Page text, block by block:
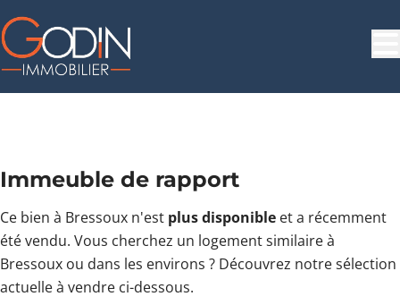
NOUVEAU
Immeuble de rapport
Ce bien à Bressoux n'est plus disponible et a récemment
été vendu. Vous cherchez un logement similaire à
Bressoux ou dans les environs ? Découvrez notre sélection
actuelle à vendre ci-dessous.